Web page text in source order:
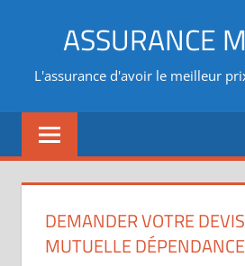
ASSURANCE
L'assurance d'avoir le meilleur
DEMANDER VOTRE
MUTUELLE DÉPENDANCE